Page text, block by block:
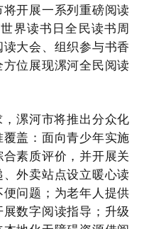
开展一系列重磅阅读
界读书日全民读书周
大会、组织参与书香
位展现漯河全民阅读
漯河市将推出分众化
盖：面向青少年实施
素质评价，并开展关
外卖站点设立暖心读
问题；为老年人提供
数字阅读指导；升级